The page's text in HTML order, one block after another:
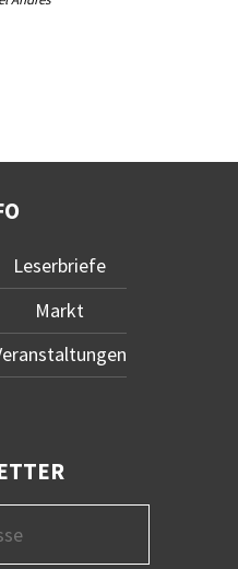
Leserbriefe
Markt